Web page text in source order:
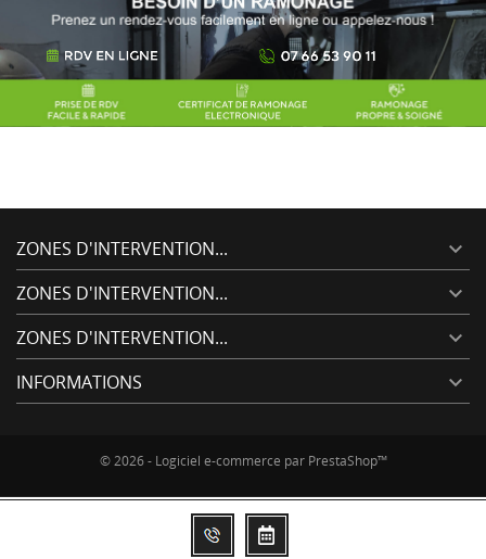
ZONES D'INTERVENTION... 
ZONES D'INTERVENTION... 
ZONES D'INTERVENTION... 
INFORMATIONS 
© 2026 - Logiciel e-commerce par PrestaShop™